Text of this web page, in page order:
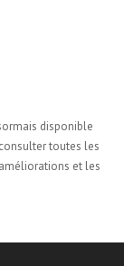
disponible
toutes les
et les